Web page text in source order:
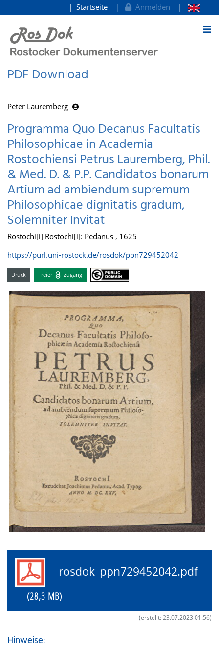
zum Inhalt
Startseite Anmelden
PDF Download
Peter Lauremberg
Programma Quo Decanus Facultatis
Philosophicae in Academia
Rostochiensi Petrus Lauremberg, Phil.
& Med. D. & P.P. Candidatos bonarum
Artium ad ambiendum supremum
Philosophicae dignitatis gradum,
Solemniter Invitat
Rostochi[i] Rostochi[i]: Pedanus , 1625
https://purl.uni-rostock.de/rosdok/ppn729452042
Druck Freier Zugang
rosdok_ppn729452042.pdf
(28,3 MB)
(erstellt: 23.07.2023 01:56)
Hinweise: